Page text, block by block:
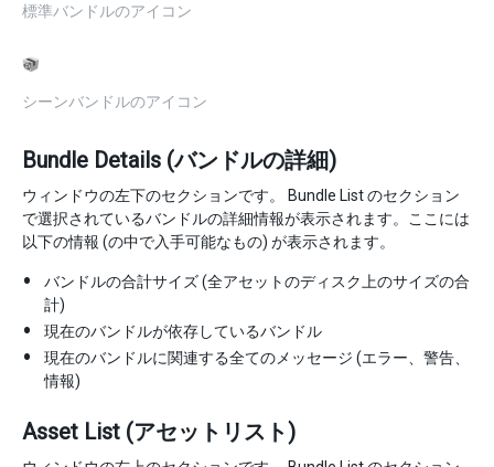
標準バンドルのアイコン
シーンバンドルのアイコン
Bundle Details (バンドルの詳細)
ウィンドウの左下のセクションです。 Bundle List のセクション
で選択されているバンドルの詳細情報が表示されます。ここには
以下の情報 (の中で入手可能なもの) が表示されます。
バンドルの合計サイズ (全アセットのディスク上のサイズの合
計)
現在のバンドルが依存しているバンドル
現在のバンドルに関連する全てのメッセージ (エラー、警告、
情報)
Asset List (アセットリスト)